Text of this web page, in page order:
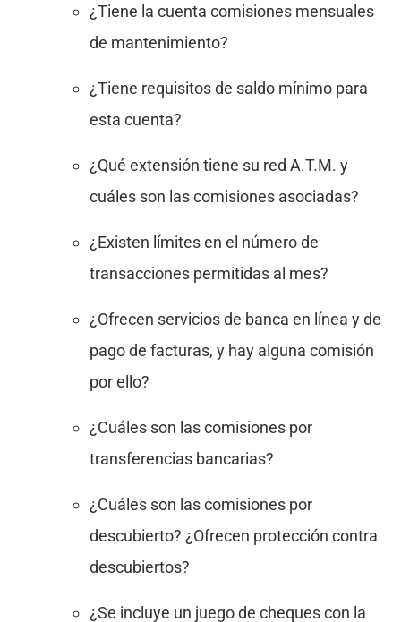
¿Tiene la cuenta comisiones mensuales
de mantenimiento?
¿Tiene requisitos de saldo mínimo para
esta cuenta?
¿Qué extensión tiene su red A.T.M. y
cuáles son las comisiones asociadas?
¿Existen límites en el número de
transacciones permitidas al mes?
¿Ofrecen servicios de banca en línea y de
pago de facturas, y hay alguna comisión
por ello?
¿Cuáles son las comisiones por
transferencias bancarias?
¿Cuáles son las comisiones por
descubierto? ¿Ofrecen protección contra
descubiertos?
¿Se incluye un juego de cheques con la